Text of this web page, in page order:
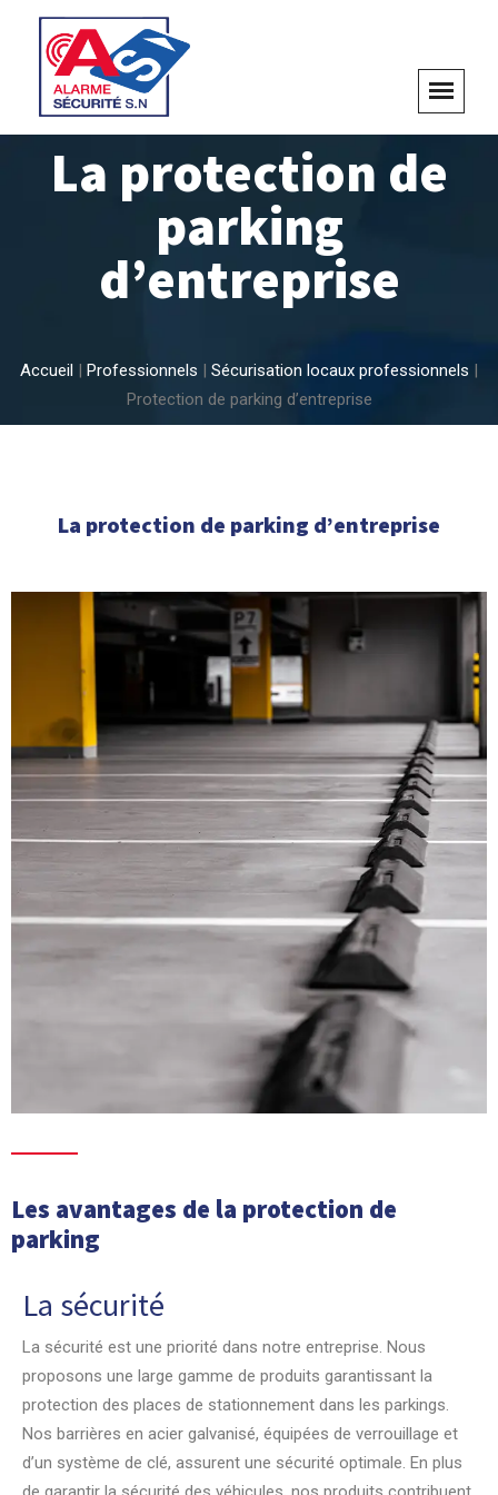
La protection de
parking
d’entreprise
Accueil | Professionnels | Sécurisation locaux professionnels |
Protection de parking d’entreprise
La protection de parking d’entreprise
Les avantages de la protection de
parking
La sécurité
La sécurité est une priorité dans notre entreprise. Nous
proposons une large gamme de produits garantissant la
protection des places de stationnement dans les parkings.
Nos barrières en acier galvanisé, équipées de verrouillage et
d’un système de clé, assurent une sécurité optimale. En plus
Dissuasion des intrusions
Les barrières en acier, rabattables ou fixes, sont installées aux
entrées et sorties des parkings pour contrôler l’accès et
prévenir les intrusions non autorisées. Ces barrières, équipées
de système de verrouillage et de clés, garantissent un
stationnement sécurisé et offrent une tranquillité d’esprit aux
Protection contre les vols
La protection contre le vol est une préoccupation essentielle
lorsqu’il s’agit de parkings. C’est pourquoi il est primordial
d’installer des barrières robustes en acier, des arceaux de
stationnement et des blocs de sécurité pour garantir la
sécurité des véhicules qui y sont garés. Les barrières en acier